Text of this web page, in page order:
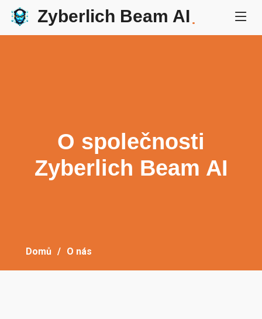
Zyberlich Beam AI.
O společnosti
Zyberlich Beam AI
Domů O nás